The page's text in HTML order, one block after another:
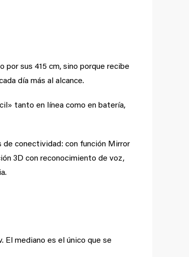
por sus 415 cm, sino porque recibe
día más al alcance.
tanto en línea como en batería,
de conectividad: con función Mirror
3D con reconocimiento de voz,
El mediano es el único que se